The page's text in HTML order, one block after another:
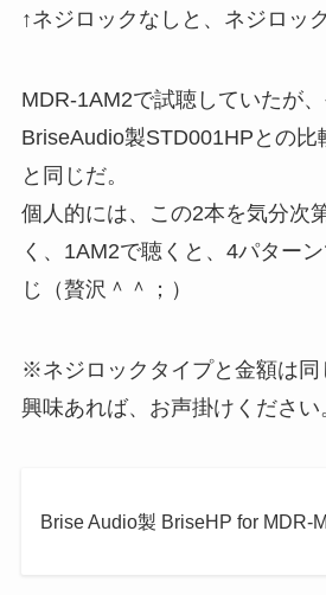
↑ネジロックなしと、ネジロッ
MDR-1AM2で試聴していたが、
BriseAudio製STD001HPとの比
と同じだ。
個人的には、この2本を気分次
く、1AM2で聴くと、4パター
じ（贅沢＾＾；）
※ネジロックタイプと金額は同
興味あれば、お声掛けください
Brise Audio製 BriseHP for MDR-